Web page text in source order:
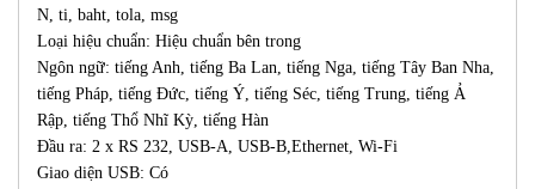
N, ti, baht, tola, msg
Loại hiệu chuẩn: Hiệu chuẩn bên trong
Ngôn ngữ: tiếng Anh, tiếng Ba Lan, tiếng Nga, tiếng Tây Ban Nha,
tiếng Pháp, tiếng Đức, tiếng Ý, tiếng Séc, tiếng Trung, tiếng Ả
Rập, tiếng Thổ Nhĩ Kỳ, tiếng Hàn
Đầu ra: 2 x RS 232, USB-A, USB-B,Ethernet, Wi-Fi
Giao diện USB: Có